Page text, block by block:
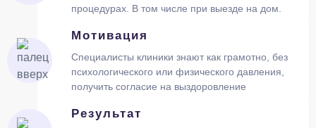
процедурах. В том числе при выезде на дом.
Мотивация
Специалисты клиники знают как грамотно, без
психологического или физического давления,
получить согласие на выздоровление
Результат